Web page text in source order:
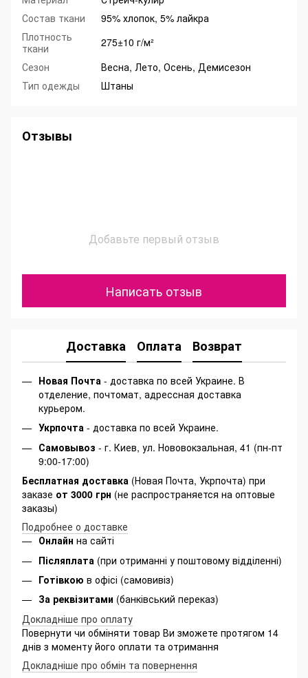
Состав ткани
95% хлопок, 5% лайкра
Плотность
ткани
275±10 г/м²
Сезон
Весна, Лето, Осень, Демисезон
Тип одежды
Штаны
Отзывы
Добавьте первый отзыв
Написать отзыв
Доставка Оплата Возврат
Новая Почта - доставка по всей Украине. В
отделение, почтомат, адрессная доставка
курьером.
Укрпочта - доставка по всей Украине.
Самовывоз - г. Киев, ул. Нововокзальная, 41 (пн-пт
9:00-17:00)
Бесплатная доставка (Новая Почта, Укрпочта) при
заказе от 3000 грн (не распространяется на оптовые
заказы)
Подробнее о доставке
Онлайн на сайті
Післяплата (при отриманні у поштовому відділенні)
Готівкою в офісі (самовивіз)
За реквізитами (банківський переказ)
Докладніше про оплату
Повернути чи обміняти товар Ви зможете протягом 14
днів з моменту його оплати та отримання
Докладніше про обмін та повернення